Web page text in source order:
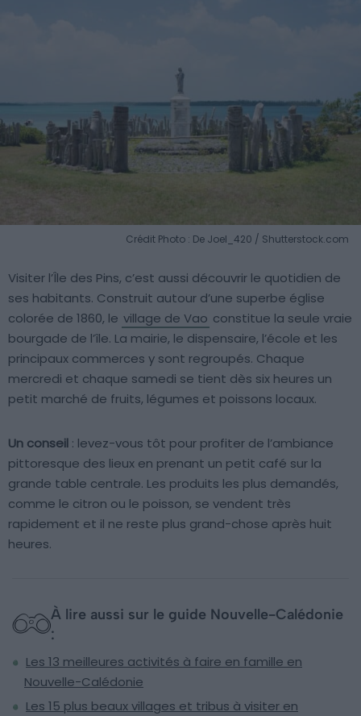
Crédit Photo : De Joel_420 / Shutterstock.com
Visiter l’Île des Pins, c’est aussi découvrir le quotidien de
ses habitants. Construit autour d’une superbe église
colorée de 1860, le village de Vao constitue la seule vraie
bourgade de l’île. La mairie, le dispensaire, l’école et les
principaux commerces y sont regroupés. Chaque
mercredi et chaque samedi se tient dès six heures un
petit marché de fruits, légumes et poissons locaux.
Un conseil : levez-vous tôt pour profiter de l’ambiance
pittoresque des lieux en prenant un petit café sur la
grande table centrale. Les produits les plus demandés,
comme le citron ou le poisson, se vendent très
rapidement et il ne reste plus grand-chose après huit
heures.
À lire aussi sur le guide Nouvelle-Calédonie
:
Les 13 meilleures activités à faire en famille en
Nouvelle-Calédonie
Les 15 plus beaux villages et tribus à visiter en